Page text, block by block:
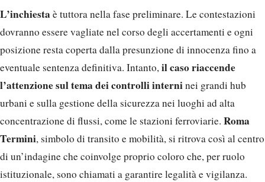
L’inchiesta è tuttora nella fase preliminare. Le contestazioni
dovranno essere vagliate nel corso degli accertamenti e ogni
posizione resta coperta dalla presunzione di innocenza fino a
eventuale sentenza definitiva. Intanto,il caso riaccende
l’attenzione sul tema dei controlli interninei grandi hub
urbani e sulla gestione della sicurezza nei luoghi ad alta
concentrazione di flussi, come le stazioni ferroviarie. Roma
Termini, simbolo di transito e mobilità, si ritrova così al centro
di un’indagine che coinvolge proprio coloro che, per ruolo
istituzionale, sono chiamati a garantire legalità e vigilanza.